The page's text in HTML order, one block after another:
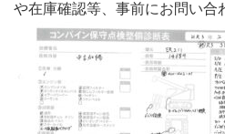
や在庫確認等、事前にお問い合